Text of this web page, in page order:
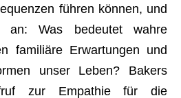
führen können, und
an: Was bedeutet wahre
familiäre Erwartungen und
unser Leben? Bakers
zur Empathie für die